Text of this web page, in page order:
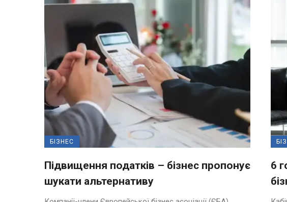
БІЗНЕС
Підвищення податків – бізнес пропонує
шукати альтернативу
6